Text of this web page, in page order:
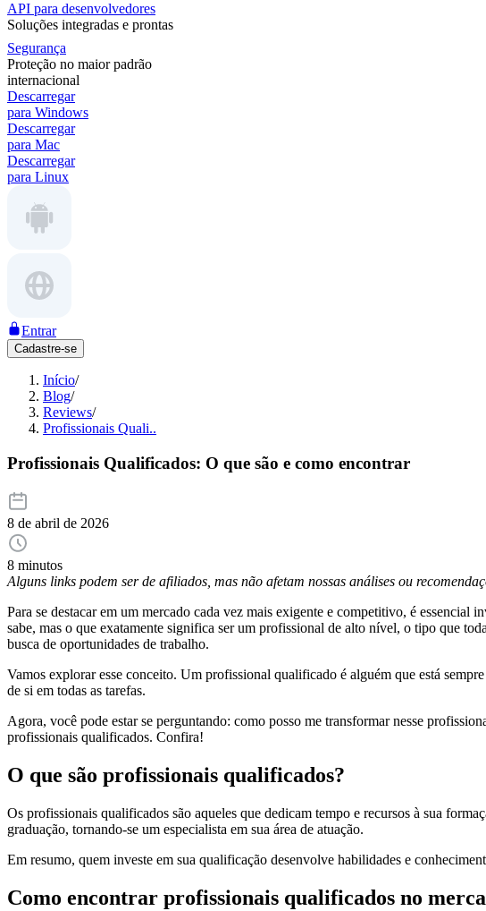
API para desenvolvedores
Soluções integradas e prontas
Segurança
Proteção no maior padrão
internacional
Descarregar
para Windows
Descarregar
para Mac
Descarregar
para Linux
Entrar
Cadastre-se
Início/
Blog/
Reviews/
Profissionais Quali..
Profissionais Qualificados: O que são e como encontrar
8 de abril de 2026
8 minutos
Alguns links podem ser de afiliados, mas não afetam nossas análises ou
Para se destacar em um mercado cada vez mais exigente e competitivo, é
sabe, mas o que exatamente significa ser um profissional de alto nível, o tipo que
busca de oportunidades de trabalho.
Vamos explorar esse conceito. Um profissional qualificado é alguém que está
de si em todas as tarefas.
Agora, você pode estar se perguntando: como posso me transformar nesse
profissionais qualificados. Confira!
O que são profissionais qualificados?
Os profissionais qualificados são aqueles que dedicam tempo e recursos à sua
graduação, tornando-se um especialista em sua área de atuação.
Em resumo, quem investe em sua qualificação desenvolve habilidades e
Como encontrar profissionais qualificados no